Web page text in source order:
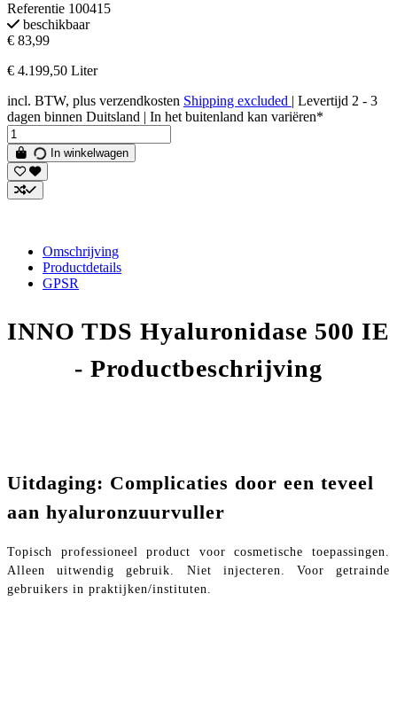
Referentie 100415
beschikbaar
€ 83,99
€ 4.199,50 Liter
incl. BTW, plus verzendkosten Shipping excluded | Levertijd 2 - 3
dagen binnen Duitsland | In het buitenland kan variëren*
In winkelwagen
Omschrijving
Productdetails
GPSR
INNO TDS Hyaluronidase 500 IE
- Productbeschrijving
Uitdaging: Complicaties door een teveel
aan hyaluronzuurvuller
Topisch professioneel product voor cosmetische toepassingen.
Alleen uitwendig gebruik. Niet injecteren. Voor getrainde
gebruikers in praktijken/instituten.